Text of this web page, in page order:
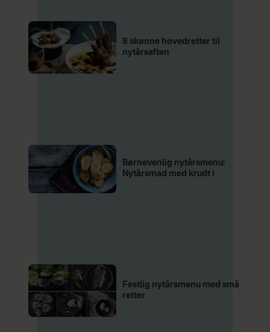
9 skønne hovedretter til
nytårsaften
Børnevenlig nytårsmenu:
Nytårsmad med krudt i
Festlig nytårsmenu med små
retter